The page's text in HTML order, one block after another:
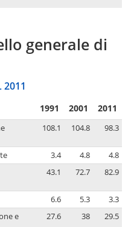
generale di
2011
1991 2001 2011
108.1 104.8 98.3
3.4 4.8
4.8
43.1 72.7 82.9
6.6 5.3
3.3
e
27.6 38 29.5